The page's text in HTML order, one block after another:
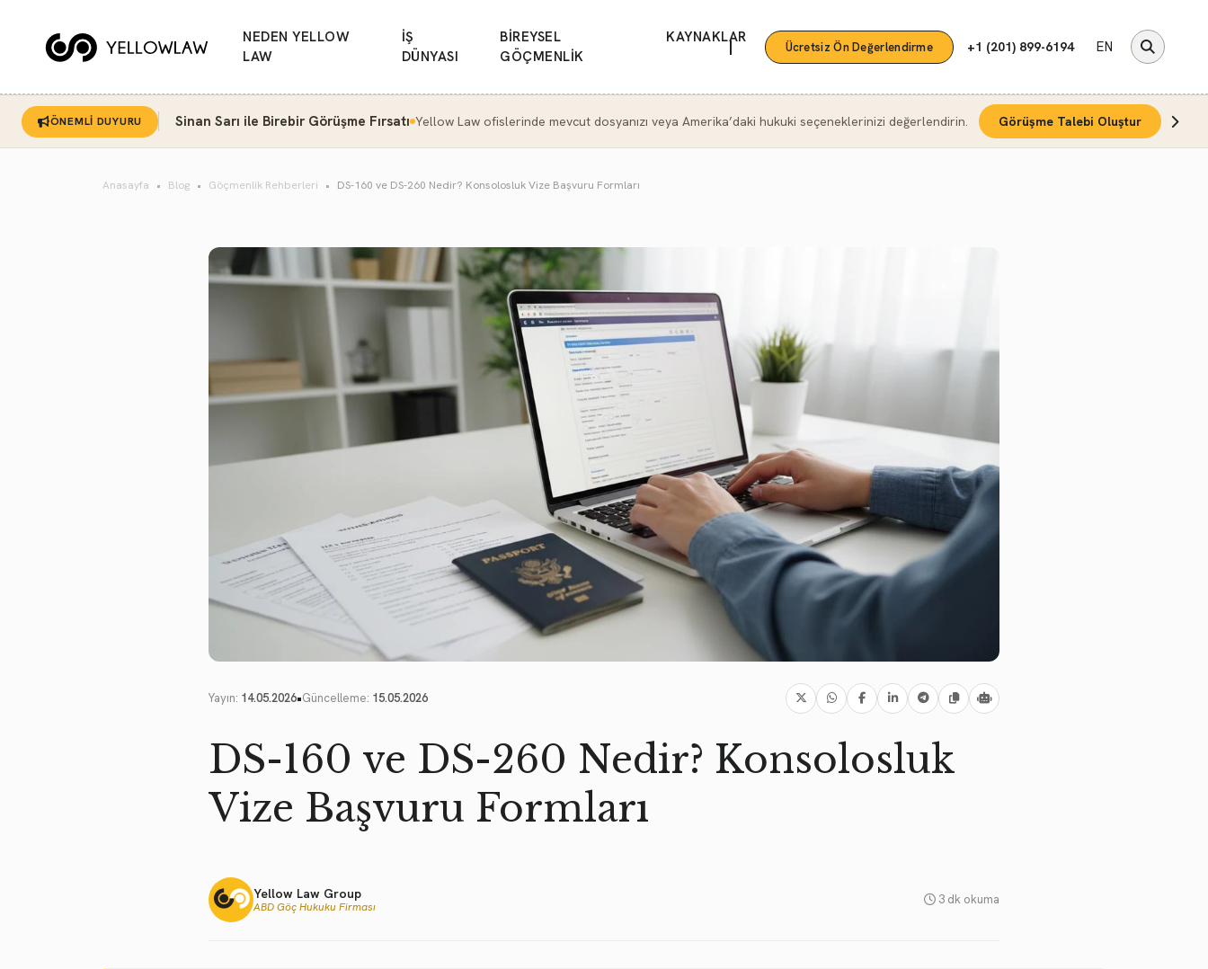
NEDEN YELLOW
LAW
İŞ
DÜNYASI
BİREYSEL
GÖÇMENLİK
KAYNAKLAR
| Ücretsiz Ön Değerlendirme +1 (201) 899-6194 EN
ÖNEMLİ DUYURU Sinan Sarı ile Birebir Görüşme Fırsatı Yellow Law ofislerinde mevcut dosyanızı veya Amerika’daki hukuki seçeneklerinizi değerlendirin. Görüşme Talebi Oluştur
Anasayfa Blog Göçmenlik Rehberleri DS-160 ve DS-260 Nedir? Konsolosluk Vize Başvuru Formları
Yayın: 14.05.2026•Güncelleme: 15.05.2026
DS-160 ve DS-260 Nedir? Konsolosluk
Vize Başvuru Formları
Yellow Law Group
ABD Göç Hukuku Firması 3 dk okuma